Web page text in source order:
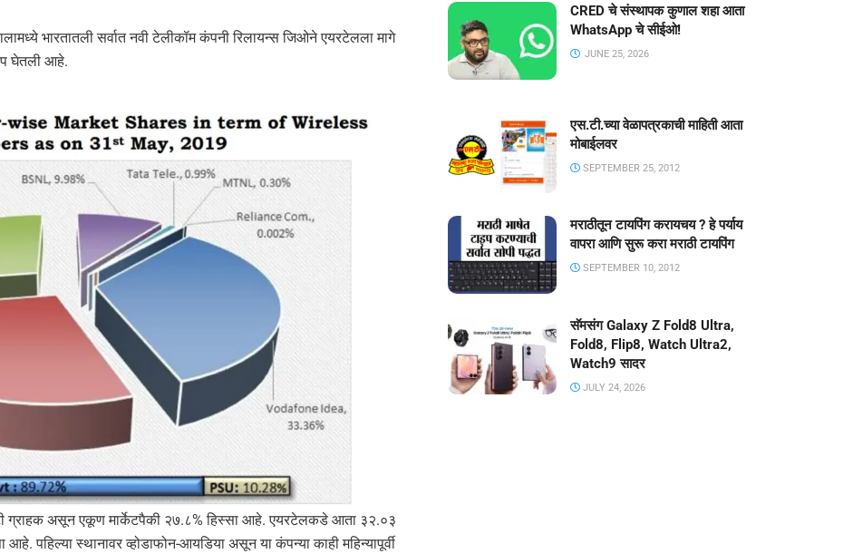
भारतातली सर्वात नवी टेलीकॉम कंपनी रिलायन्स जिओने एयरटेलला मागे
घेतली आहे.
असून एकूण मार्केटपैकी २७.८% हिस्सा आहे. एयरटेलकडे आता ३२.०३
पहिल्या स्थानावर व्होडाफोन-आयडिया असून या कंपन्या काही महिन्यापूर्वी
CRED चे संस्थापक कुणाल शहा आता
WhatsApp चे सीईओ!
JUNE 25, 2026
एस.टी.च्या वेळापत्रकाची माहिती आता
मोबाईलवर
SEPTEMBER 25, 2012
मराठीतून टायपिंग करायचय ? हे पर्याय
वापरा आणि सुरू करा मराठी टायपिंग
SEPTEMBER 10, 2012
सॅमसंग Galaxy Z Fold8 Ultra,
Fold8, Flip8, Watch Ultra2,
Watch9 सादर
JULY 24, 2026